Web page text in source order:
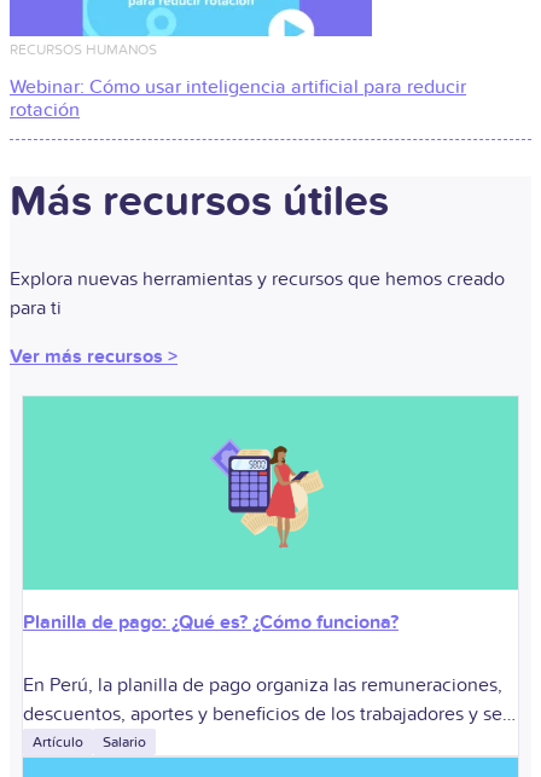
RECURSOS HUMANOS
Webinar: Cómo usar inteligencia artificial para reducir
rotación
Más recursos útiles​
Explora nuevas herramientas y recursos que hemos creado
para ti
Ver más recursos >
Planilla de pago: ¿Qué es? ¿Cómo funciona?
En Perú, la planilla de pago organiza las remuneraciones,
descuentos, aportes y beneficios de los trabajadores y se
relaciona con la planilla electrónica administrada por la
Artículo Salario